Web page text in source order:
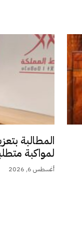
المطالبة
لمواكبة
أغسطس 6, 2026